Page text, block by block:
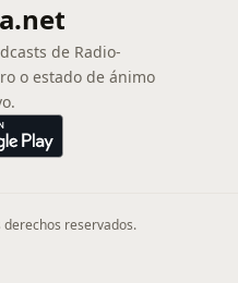
de Radio-
o estado de ánimo
reservados.